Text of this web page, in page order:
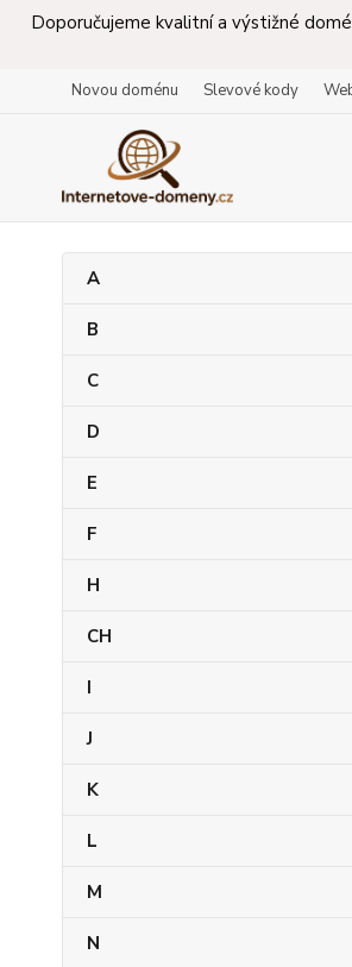
Doporučujeme kvalitní a výstižné
Novou doménu Slevové kody
A
B
C
D
E
F
H
CH
I
J
K
L
M
N